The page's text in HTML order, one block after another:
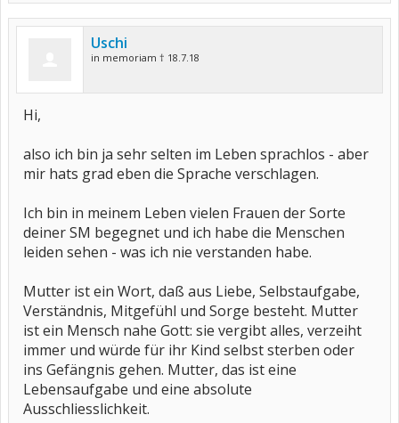
Uschi
in memoriam † 18.7.18
Hi,
also ich bin ja sehr selten im Leben sprachlos - aber
mir hats grad eben die Sprache verschlagen.
Ich bin in meinem Leben vielen Frauen der Sorte
deiner SM begegnet und ich habe die Menschen
leiden sehen - was ich nie verstanden habe.
Mutter ist ein Wort, daß aus Liebe, Selbstaufgabe,
Verständnis, Mitgefühl und Sorge besteht. Mutter
ist ein Mensch nahe Gott: sie vergibt alles, verzeiht
immer und würde für ihr Kind selbst sterben oder
ins Gefängnis gehen. Mutter, das ist eine
Lebensaufgabe und eine absolute
Ausschliesslichkeit.